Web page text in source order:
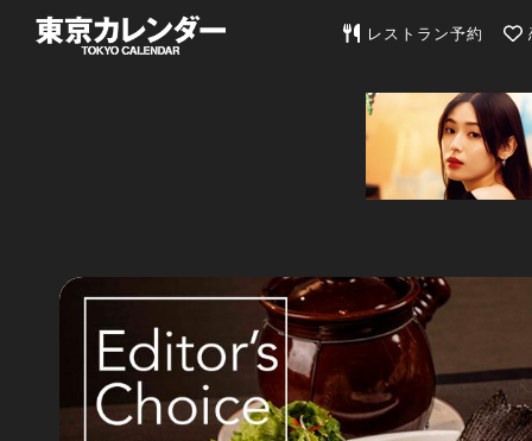
東京カレンダー | 最新
レストラン予約